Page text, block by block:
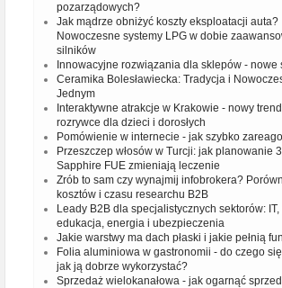
pozarządowych?
Jak mądrze obniżyć koszty eksploatacji auta?
Nowoczesne systemy LPG w dobie
silników
Innowacyjne rozwiązania dla sklepów - nowe
Ceramika Bolesławiecka: Tradycja i
Jednym
Interaktywne atrakcje w Krakowie - nowy
rozrywce dla dzieci i dorosłych
Pomówienie w internecie - jak szybko
Przeszczep włosów w Turcji: jak planowanie
Sapphire FUE zmieniają leczenie
Zrób to sam czy wynajmij infobrokera?
kosztów i czasu researchu B2B
Leady B2B dla specjalistycznych sektorów:
edukacja, energia i ubezpieczenia
Jakie warstwy ma dach płaski i jakie pełnią
Folia aluminiowa w gastronomii - do czego
jak ją dobrze wykorzystać?
Sprzedaż wielokanałowa - jak ogarnąć